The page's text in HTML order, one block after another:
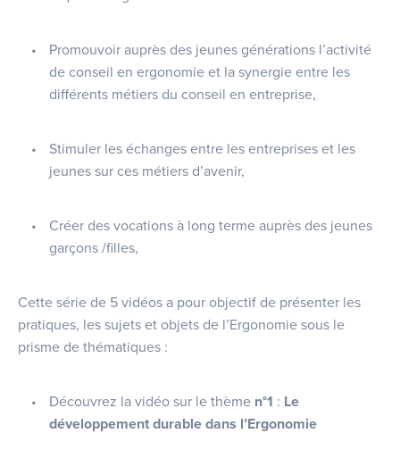
Promouvoir auprès des jeunes générations l’activité
de conseil en ergonomie et la synergie entre les
différents métiers du conseil en entreprise,
Stimuler les échanges entre les entreprises et les
jeunes sur ces métiers d’avenir,
Créer des vocations à long terme auprès des jeunes
garçons /filles,
Cette série de 5 vidéos a pour objectif de présenter les
pratiques, les sujets et objets de l’Ergonomie sous le
prisme de thématiques :
Découvrez la vidéo sur le thème n°1 : Le
développement durable dans l’Ergonomie